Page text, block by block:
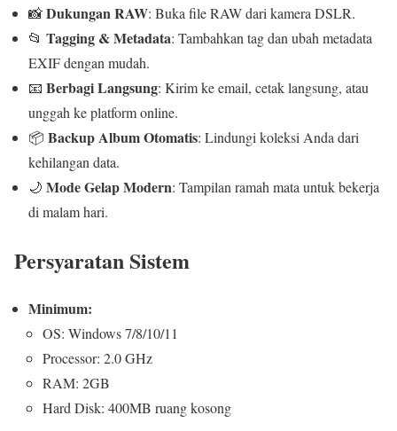
📸Dukungan RAW: Buka file RAW dari kamera DSLR.
📂 Tagging & Metadata: Tambahkan tag dan ubah metadata
EXIF dengan mudah.
📧 Berbagi Langsung: Kirim ke email, cetak langsung, atau
unggah ke platform online.
📦 Backup Album Otomatis: Lindungi koleksi Anda dari
kehilangan data.
🌙 Mode Gelap Modern: Tampilan ramah mata untuk bekerja
di malam hari.
Persyaratan Sistem
Minimum:
OS: Windows 7/8/10/11
Processor: 2.0 GHz
RAM: 2GB
Hard Disk: 400MB ruang kosong